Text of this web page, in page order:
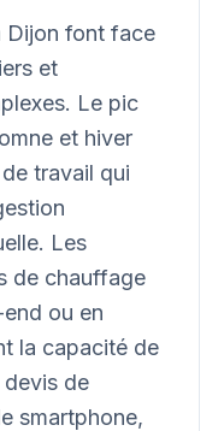
Dijon font face
et
Le pic
et hiver
travail qui
Les
de chauffage
ou en
la capacité de
devis de
smartphone,